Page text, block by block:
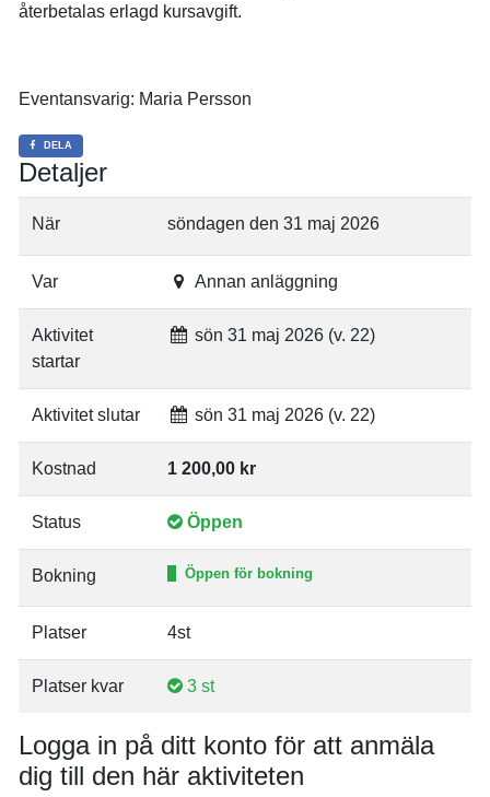
återbetalas erlagd kursavgift.
Eventansvarig: Maria Persson
DELA
Detaljer
När söndagen den 31 maj 2026
Var Annan anläggning
Aktivitet
startar
sön 31 maj 2026 (v. 22)
Aktivitet slutar sön 31 maj 2026 (v. 22)
Kostnad 1 200,00 kr
Status Öppen
Bokning Öppen för bokning
Platser 4st
Platser kvar 3 st
Logga in på ditt konto för att anmäla
dig till den här aktiviteten